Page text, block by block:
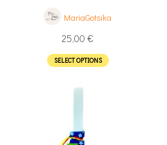
MariaGotsika
25,00 €
SELECT OPTIONS